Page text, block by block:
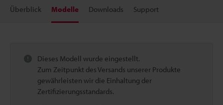
Überblick Modelle Downloads Support
Dieses Modell wurde eingestellt.
Zum Zeitpunkt des Versands unserer Produkte
gewährleisten wir die Einhaltung der
Zertifizierungsstandards.